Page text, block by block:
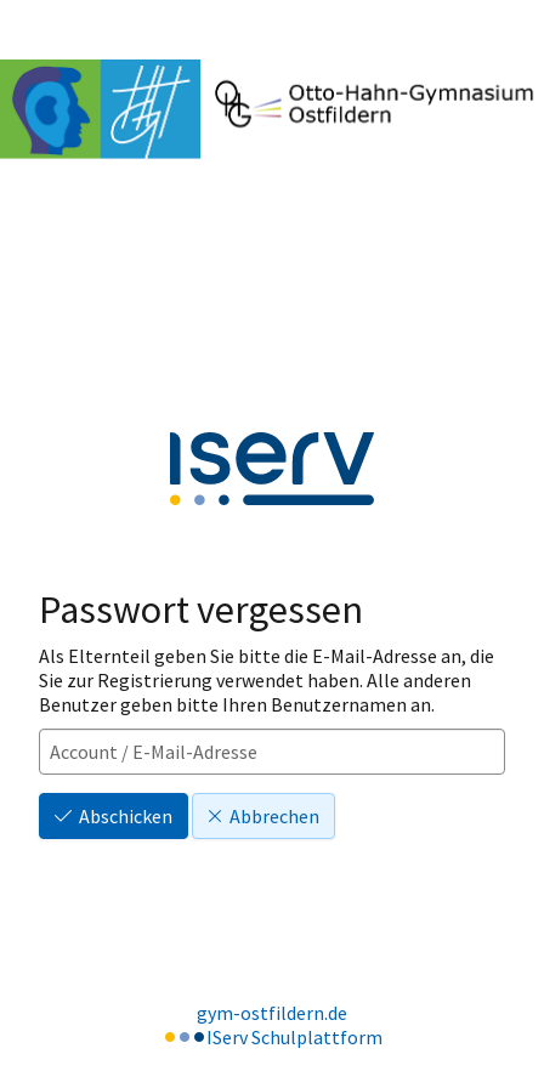
Passwort vergessen
Als Elternteil geben Sie bitte die E-Mail-Adresse an, die
Sie zur Registrierung verwendet haben. Alle anderen
Benutzer geben bitte Ihren Benutzernamen an.
Abschicken Abbrechen
gym-ostfildern.de
IServ Schulplattform